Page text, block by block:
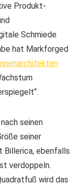
Produkt-
Schmiede
hat Markforged
seinen
seiner
Billerica, ebenfalls
verdoppeln.
wird das